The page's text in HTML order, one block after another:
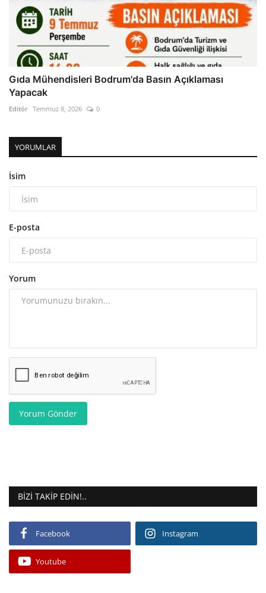
Gıda Mühendisleri Bodrum'da Basın Açıklaması
Yapacak
Editör Temmuz 8, 2026 0
YORUMLAR
İsim
E-posta
Yorum
Yorum Gönder
BIZI TAKIP EDIN!..
Facebook Instagram
Youtube